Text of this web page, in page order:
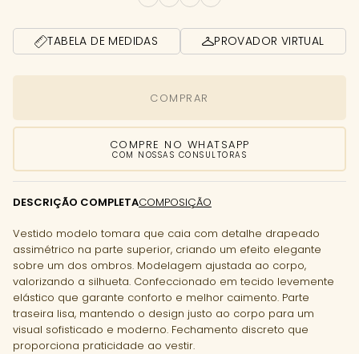
TABELA DE MEDIDAS PROVADOR VIRTUAL
COMPRAR
COMPRE NO WHATSAPP
COM NOSSAS CONSULTORAS
DESCRIÇÃO COMPLETACOMPOSIÇÃO
Vestido modelo tomara que caia com detalhe drapeado
assimétrico na parte superior, criando um efeito elegante
sobre um dos ombros. Modelagem ajustada ao corpo,
valorizando a silhueta. Confeccionado em tecido levemente
elástico que garante conforto e melhor caimento. Parte
traseira lisa, mantendo o design justo ao corpo para um
visual sofisticado e moderno. Fechamento discreto que
proporciona praticidade ao vestir.